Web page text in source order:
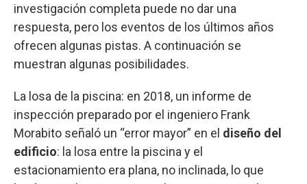
investigación completa puede no dar una
respuesta, pero los eventos de los últimos años
ofrecen algunas pistas. A continuación se
muestran algunas posibilidades.
La losa de la piscina: en 2018, un informe de
inspección preparado por el ingeniero Frank
Morabito señaló un “error mayor” en el diseño del
edificio: la losa entre la piscina y el
estacionamiento era plana, no inclinada, lo que